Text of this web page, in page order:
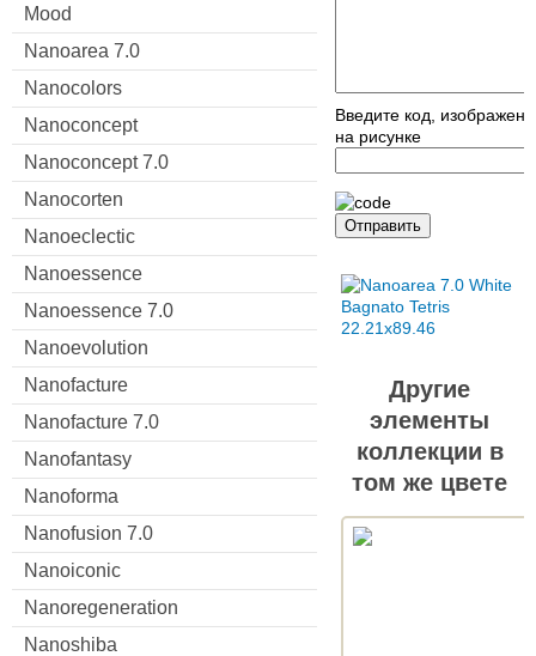
Mood
Nanoarea 7.0
Nanocolors
Nanoconcept
Nanoconcept 7.0
Nanocorten
Nanoeclectic
Nanoessence
Nanoessence 7.0
Nanoevolution
Nanofacture
Nanofacture 7.0
Nanofantasy
Nanoforma
Nanofusion 7.0
Nanoiconic
Nanoregeneration
Nanoshiba
Введите код,
на рисунке
Отправить
Другие
элементы
коллекции в
том же цвете